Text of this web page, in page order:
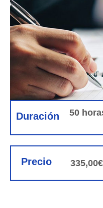
Duración 50
Precio 335,00€